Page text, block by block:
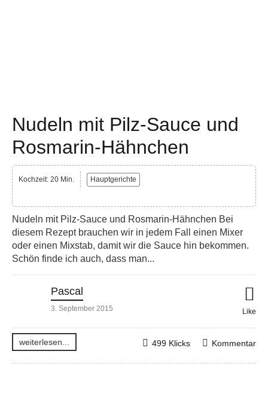
Nudeln mit Pilz-Sauce und
Rosmarin-Hähnchen
Kochzeit: 20 Min. Hauptgerichte
Nudeln mit Pilz-Sauce und Rosmarin-Hähnchen Bei
diesem Rezept brauchen wir in jedem Fall einen Mixer
oder einen Mixstab, damit wir die Sauce hin bekommen.
Schön finde ich auch, dass man...
Pascal
3. September 2015 Like
weiterlesen... Kommentar
499 Klicks